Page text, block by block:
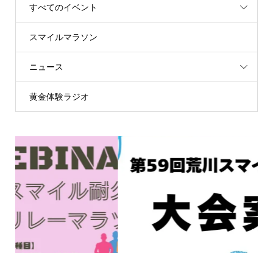
すべてのイベント
スマイルマラソン
ニュース
黄金体験ラジオ